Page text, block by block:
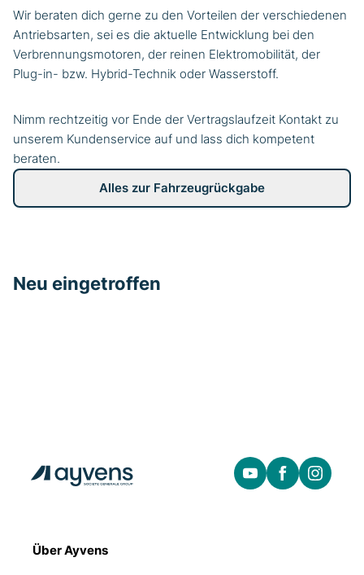
Wir beraten dich gerne zu den Vorteilen der verschiedenen
Antriebsarten, sei es die aktuelle Entwicklung bei den
Verbrennungsmotoren, der reinen Elektromobilität, der
Plug-in- bzw. Hybrid-Technik oder Wasserstoff.
Nimm rechtzeitig vor Ende der Vertragslaufzeit Kontakt zu
unserem Kundenservice auf und lass dich kompetent
beraten.
Alles zur Fahrzeugrückgabe
Neu eingetroffen
Über Ayvens